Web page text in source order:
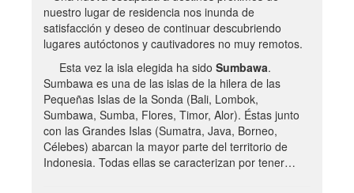
nuestro lugar de residencia nos inunda de
satisfacción y deseo de continuar descubriendo
lugares autóctonos y cautivadores no muy remotos.
Esta vez la isla elegida ha sido Sumbawa.
Sumbawa es una de las islas de la hilera de las
Pequeñas Islas de la Sonda (Bali, Lombok,
Sumbawa, Sumba, Flores, Timor, Alor). Éstas junto
con las Grandes Islas (Sumatra, Java, Borneo,
Célebes) abarcan la mayor parte del territorio de
Indonesia. Todas ellas se caracterizan por tener…